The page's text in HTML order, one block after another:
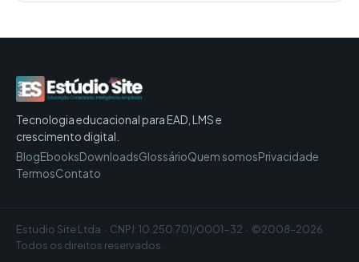
Tecnologia educacional para EAD, LMS e
crescimento digital.
BlogEbooksDownloadsGlossárioQuem somosPrivacidade
TermosContato
Estudio Site Ltda · CNPJ: 10.250.701/0001-32 · ©2008–2026
Todos os direitos reservados.